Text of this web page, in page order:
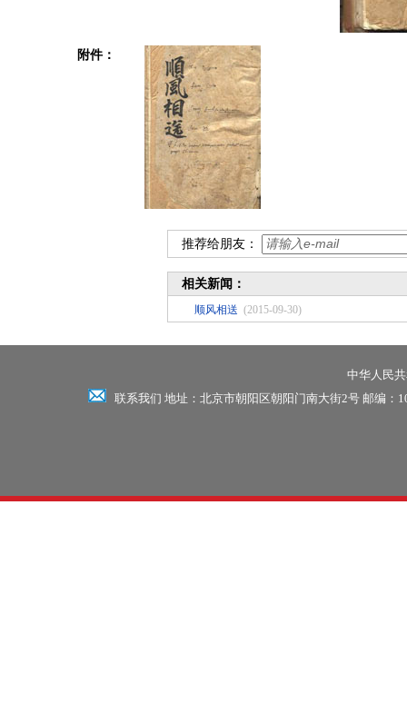
附件：
推荐给朋友：
相关新闻：
顺风相送 (2015-09-30)
中华人民
联系我们 地址：北京市朝阳区朝阳门南大街2号 邮编：